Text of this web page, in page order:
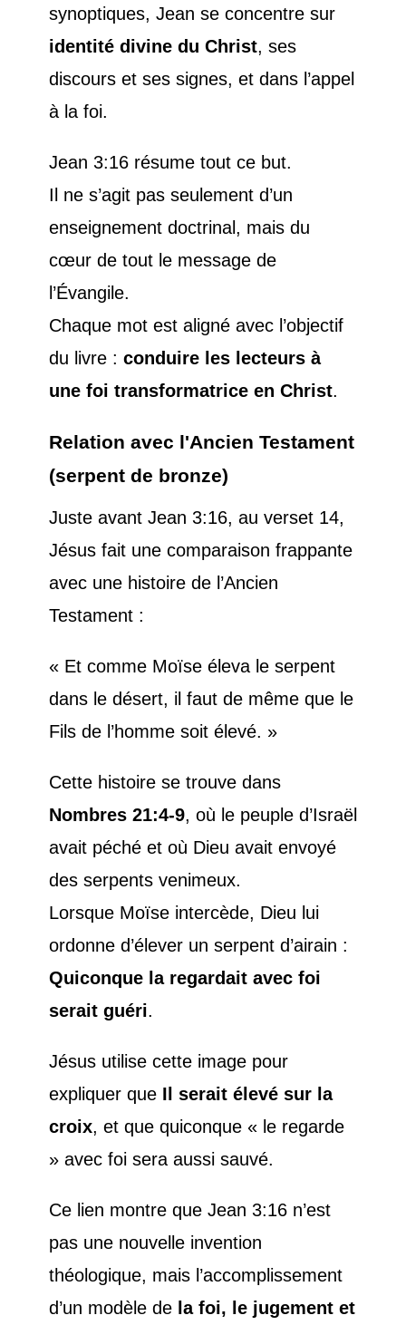
synoptiques, Jean se concentre sur
identité divine du Christ, ses
discours et ses signes, et dans l’appel
à la foi.
Jean 3:16 résume tout ce but.
Il ne s’agit pas seulement d’un
enseignement doctrinal, mais du
cœur de tout le message de
l’Évangile.
Chaque mot est aligné avec l’objectif
du livre : conduire les lecteurs à
une foi transformatrice en Christ.
Relation avec l'Ancien Testament
(serpent de bronze)
Juste avant Jean 3:16, au verset 14,
Jésus fait une comparaison frappante
avec une histoire de l’Ancien
Testament :
« Et comme Moïse éleva le serpent
dans le désert, il faut de même que le
Fils de l’homme soit élevé. »
Cette histoire se trouve dans
Nombres 21:4-9, où le peuple d’Israël
avait péché et où Dieu avait envoyé
des serpents venimeux.
Lorsque Moïse intercède, Dieu lui
ordonne d’élever un serpent d’airain :
Quiconque la regardait avec foi
serait guéri.
Jésus utilise cette image pour
expliquer que Il serait élevé sur la
croix, et que quiconque « le regarde
» avec foi sera aussi sauvé.
Ce lien montre que Jean 3:16 n’est
pas une nouvelle invention
théologique, mais l’accomplissement
d’un modèle de la foi, le jugement et